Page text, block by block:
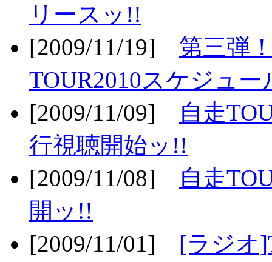
リースッ!!
[2009/11/19] 第三弾
TOUR2010スケジュー
[2009/11/09]
自走
行視聴開始ッ!!
[2009/11/08]
自走
開ッ!!
[2009/11/01] [ラジオ